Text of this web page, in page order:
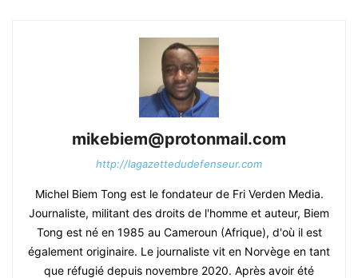
mikebiem@protonmail.com
http://lagazettedudefenseur.com
Michel Biem Tong est le fondateur de Fri Verden Media.
Journaliste, militant des droits de l'homme et auteur, Biem
Tong est né en 1985 au Cameroun (Afrique), d'où il est
également originaire. Le journaliste vit en Norvège en tant
que réfugié depuis novembre 2020. Après avoir été